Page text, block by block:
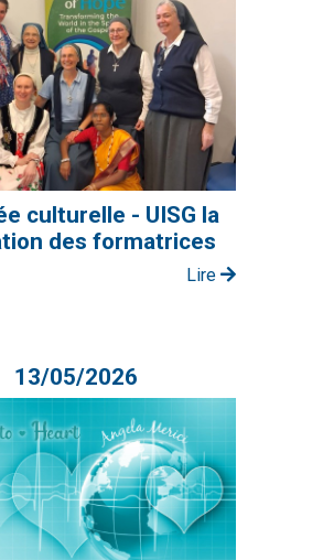
culturelle - UISG la
des formatrices
Lire
13/05/2026